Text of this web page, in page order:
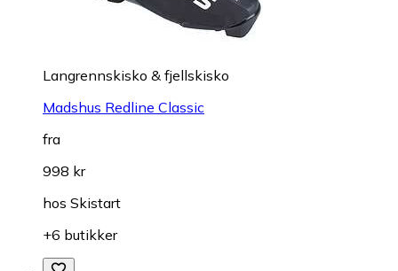
Langrennskisko & fjellskisko
Madshus Redline Classic
fra
998 kr
hos Skistart
+6 butikker